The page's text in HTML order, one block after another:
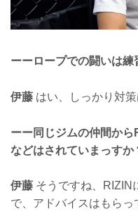
ーーロープでの闘いは練
伊藤 はい、しっかり対策
ーー同じジムの仲間か
などはされていまっすか
伊藤 そうですね、RIZIN
で、アドバイスはもらっ